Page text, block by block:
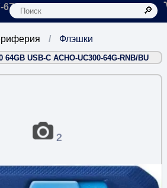
по телефону:
666
Флэшки
USB-C ACHO-UC300-64G-RNB/BU